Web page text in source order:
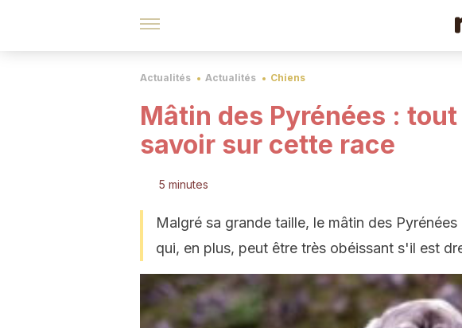
Actualités Actualités Chiens
Mâtin des Pyrénées :
savoir sur cette race
5 minutes
Malgré sa grande taille, le mâtin des
qui, en plus, peut être très obéissant s'il est